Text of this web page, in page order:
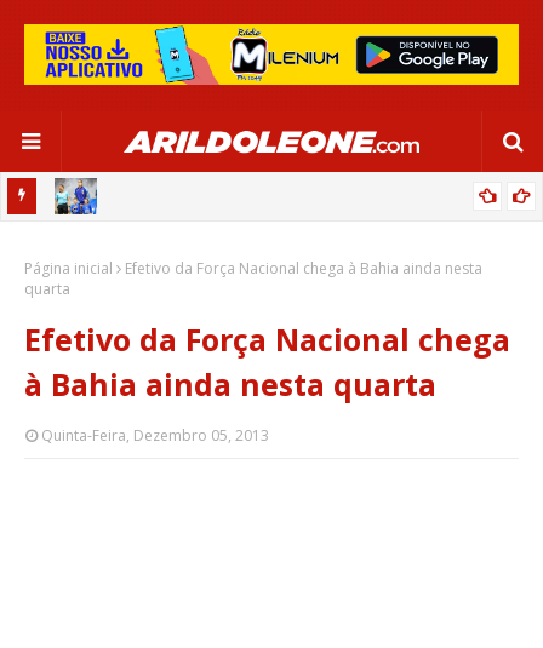
SALVADOR
Página inicial
Efetivo da Força Nacional chega à Bahia ainda nesta
quarta
Efetivo da Força Nacional chega
à Bahia ainda nesta quarta
Quinta-Feira, Dezembro 05, 2013